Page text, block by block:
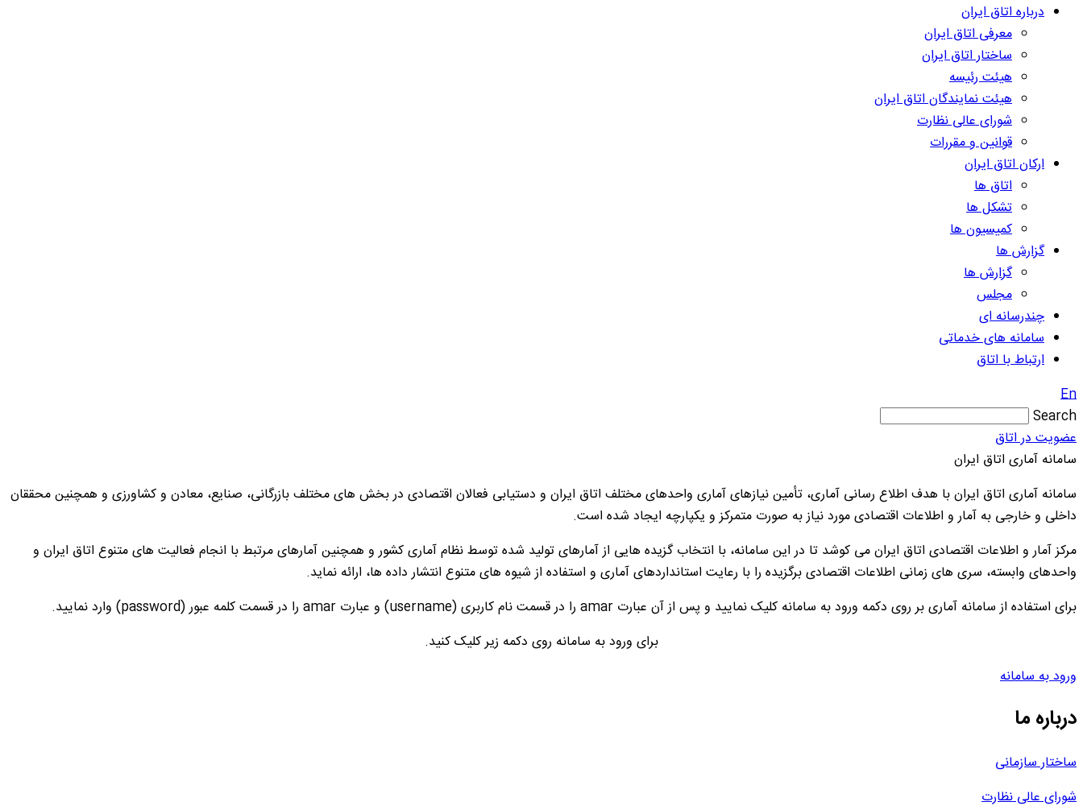
درباره اتاق ایران
معرفی اتاق ایران
ساختار اتاق ایران
هیئت رئیسه
هیئت نمایندگان اتاق ایران
شورای عالی نظارت
قوانین و مقررات
ارکان اتاق ایران
اتاق ها
تشکل ها
کمیسیون ها
گزارش ها
گزارش ها
مجلس
چندرسانه ای
سامانه های خدماتی
ارتباط با اتاق
En
Search
عضویت در اتاق
سامانه آماری اتاق ایران
سامانه آماری اتاق ایران با هدف اطلاع رسانی آماری، تأمین نیازهای آماری واحدهای مختلف اتاق ایران و دستیابی فعالان اقتصادی در بخش های مختلف بازرگانی، صنایع، معادن و کشاورزی و همچنین محققان
داخلی و خارجی به آمار و اطلاعات اقتصادی مورد نیاز به صورت متمرکز و یکپارچه ایجاد شده است.
مرکز آمار و اطلاعات اقتصادی اتاق ایران می کوشد تا در این سامانه، با انتخاب گزیده هایی از آمارهای تولید شده توسط نظام آماری کشور و همچنین آمارهای مرتبط با انجام فعالیت های متنوع اتاق ایران و
واحدهای وابسته، سری های زمانی اطلاعات اقتصادی برگزیده را با رعایت استانداردهای آماری و استفاده از شیوه های متنوع انتشار داده ها، ارائه نماید.
برای استفاده از سامانه آماری بر روی دکمه ورود به سامانه کلیک نمایید و پس از آن عبارت amar را در قسمت نام کاربری (username) و عبارت amar را در قسمت کلمه عبور (password) وارد نمایید.
برای ورود به سامانه روی دکمه زیر کلیک کنید.
ورود به سامانه
درباره ما
ساختار سازمانی
شورای عالی نظارت